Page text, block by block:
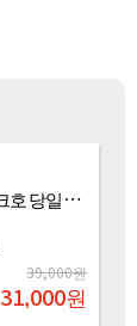
부산 대마도 쓰시마링크호 당일 왕복승선권
39,000원
31,000원